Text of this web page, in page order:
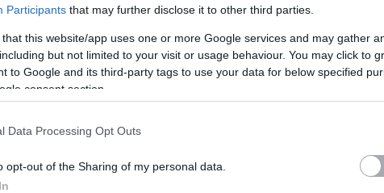
Participants that may further disclose it to other third parties.
that this website/app uses one or more Google services and may gather
but not limited to your visit or usage behaviour. You may click to
to Google and its third-party tags to use your data for below specified
consent section.
Data Processing Opt Outs
opt-out of the Sharing of my personal data.
sokkolta a közvéleményt, a sajtó napokon át szinte csak
egy közös közleményt adtak ki, majd egyenként is
színésszel kapcsolatban, aki megható szavakkal
Matthew Perry és Courtney Cox